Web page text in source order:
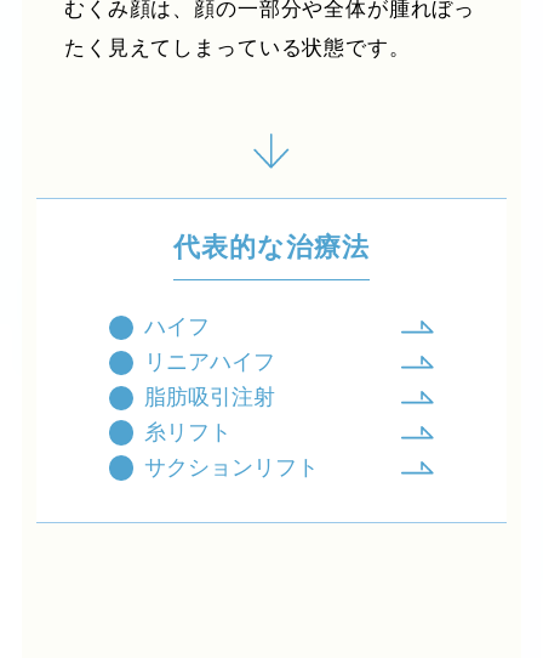
むくみ顔は、顔の一部分や全体が腫れぼっ
たく見えてしまっている状態です。
代表的な治療法
ハイフ
リニアハイフ
脂肪吸引注射
糸リフト
サクションリフト